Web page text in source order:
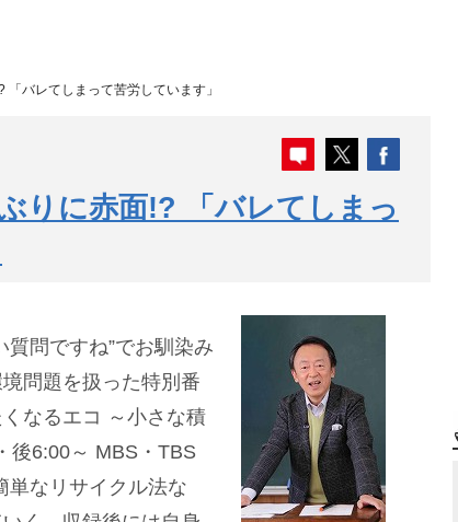
バレてしまって苦労しています」
りに赤面!? 「バレてしまっ
質問ですね”でお馴染み
問題を扱った特別番
なるエコ ～小さな積
後6:00～ MBS・TBS
単なリサイクル法な